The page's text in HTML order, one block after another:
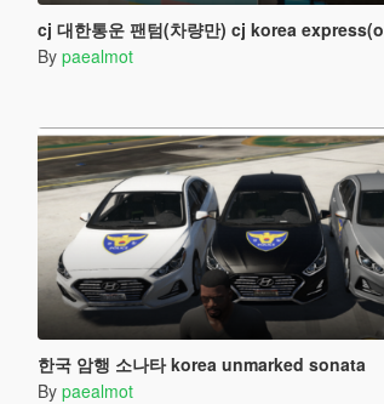
cj 대한통운 팬텀(차량만) cj korea
By paealmot
한국 암행 소나타 korea unmarked sonata
By paealmot